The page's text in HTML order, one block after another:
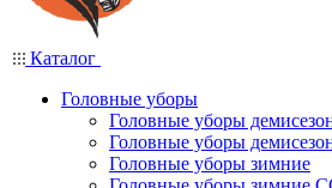
Каталог
Головные уборы
Головные уборы
Головные уборы
Головные уборы зимние